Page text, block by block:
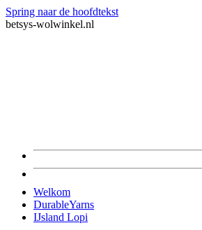
Spring naar de hoofdtekst
betsys-wolwinkel.nl
Welkom
DurableYarns
IJsland Lopi